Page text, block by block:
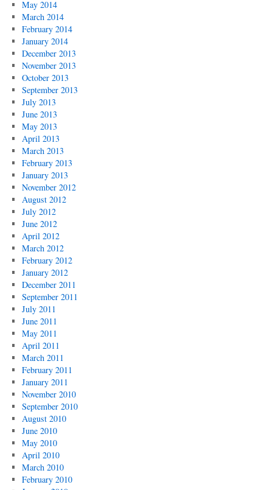
May 2014
March 2014
February 2014
January 2014
December 2013
November 2013
October 2013
September 2013
July 2013
June 2013
May 2013
April 2013
March 2013
February 2013
January 2013
November 2012
August 2012
July 2012
June 2012
April 2012
March 2012
February 2012
January 2012
December 2011
September 2011
July 2011
June 2011
May 2011
April 2011
March 2011
February 2011
January 2011
November 2010
September 2010
August 2010
June 2010
May 2010
April 2010
March 2010
February 2010